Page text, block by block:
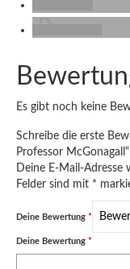
Es gibt noch keine
Schreibe die erste
Professor McGonagall“
Deine E-Mail-
Felder sind mit *
Deine Bewertung *
Deine Bewertung *